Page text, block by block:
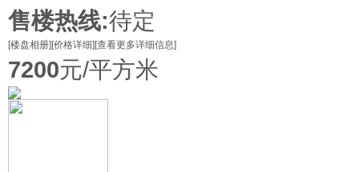
售楼热线:待定
[楼盘相册] [价格详细] [查看更多详细信息]
7200元/平方米